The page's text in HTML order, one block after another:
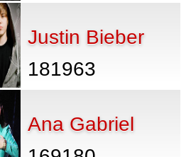
Justin Bieber
181963
Ana Gabriel